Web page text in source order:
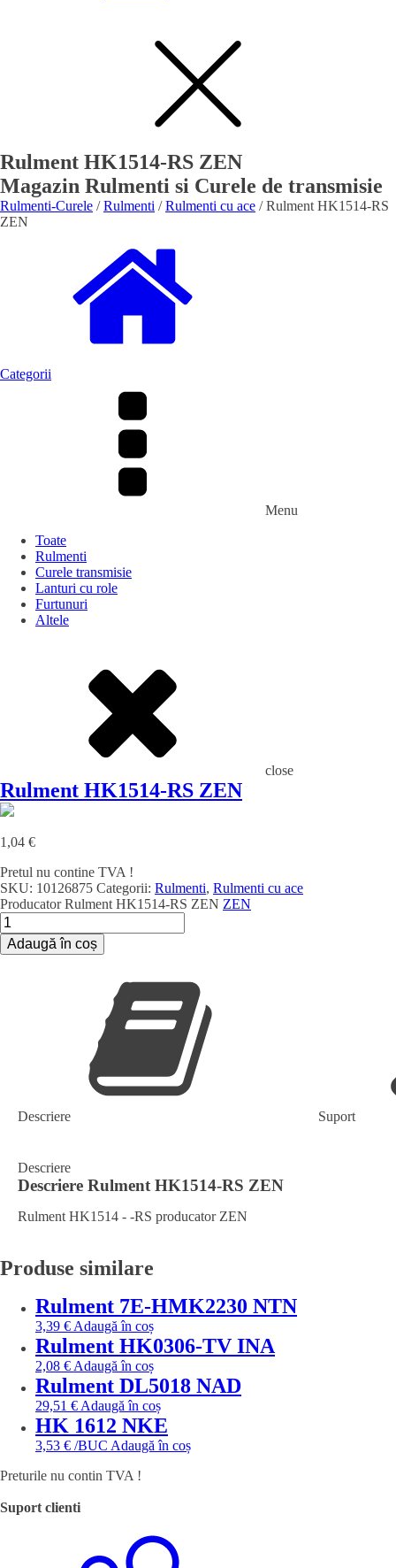
Rulment HK1514-RS ZEN
Magazin Rulmenti si Curele de transmisie
Rulmenti-Curele /Rulmenti /Rulmenti cu ace / Rulment HK1514-RS
ZEN
Categorii
Menu
Toate
Rulmenti
Curele transmisie
Lanturi cu role
Furtunuri
Altele
close
Rulment HK1514-RS ZEN
1,04 €
Pretul nu contine TVA !
SKU: 10126875 Categorii: Rulmenti, Rulmenti cu ace
ProducatorRulment HK1514-RS ZEN ZEN
Cantitate
Rulment
HK1514-
Adaugă în coș
Descriere Suport
Descriere
Descriere Rulment HK1514-RS ZEN
Rulment HK1514 - -RS producator ZEN
Produse similare
Rulment 7E-HMK2230 NTN
3,39 € Adaugă în coș
Rulment HK0306-TV INA
2,08 € Adaugă în coș
Rulment DL5018 NAD
29,51 € Adaugă în coș
HK 1612 NKE
3,53 € /BUC Adaugă în coș
Preturile nu contin TVA !
Suport clienti